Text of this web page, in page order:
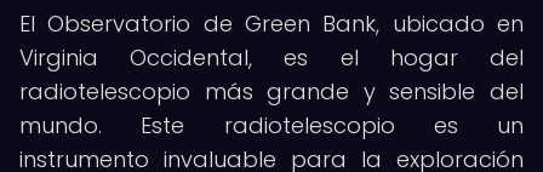
El Observatorio de Green Bank, ubicado en
Virginia Occidental, es el hogar del
radiotelescopio más grande y sensible del
mundo. Este radiotelescopio es un
instrumento invaluable para la exploración